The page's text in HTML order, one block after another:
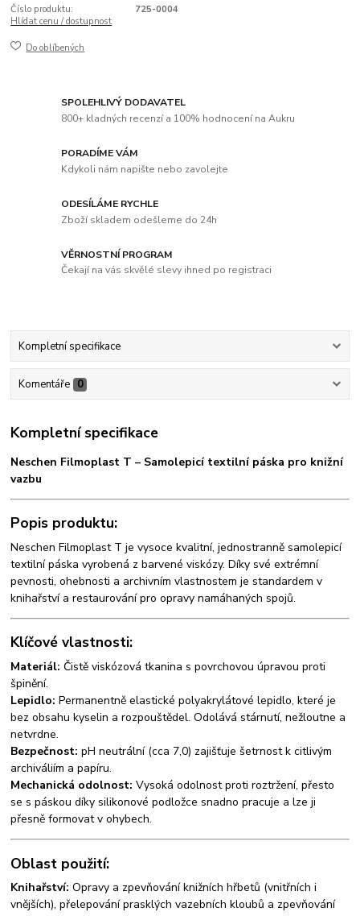
Číslo produktu:
725-0004
Hlídat cenu / dostupnost
Do oblíbených
SPOLEHLIVÝ DODAVATEL
800+ kladných recenzí a 100% hodnocení na Aukru
PORADÍME VÁM
Kdykoli nám napište nebo zavolejte
ODESÍLÁME RYCHLE
Zboží skladem odešleme do 24h
VĚRNOSTNÍ PROGRAM
Čekají na vás skvělé slevy ihned po registraci
Kompletní specifikace
Komentáře 0
Kompletní specifikace
Neschen Filmoplast T – Samolepicí textilní páska pro knižní
vazbu
Popis produktu:
Neschen Filmoplast T je vysoce kvalitní, jednostranně samolepicí
textilní páska vyrobená z barvené viskózy. Díky své extrémní
pevnosti, ohebnosti a archivním vlastnostem je standardem v
knihařství a restaurování pro opravy namáhaných spojů.
Klíčové vlastnosti:
Materiál: Čistě viskózová tkanina s povrchovou úpravou proti
špinění.
Lepidlo: Permanentně elastické polyakrylátové lepidlo, které je
bez obsahu kyselin a rozpouštědel. Odolává stárnutí, nežloutne a
netvrdne.
Bezpečnost: pH neutrální (cca 7,0) zajišťuje šetrnost k citlivým
archiváliím a papíru.
Mechanická odolnost: Vysoká odolnost proti roztržení, přesto
se s páskou díky silikonové podložce snadno pracuje a lze ji
přesně formovat v ohybech.
Oblast použití:
Knihařství: Opravy a zpevňování knižních hřbetů (vnitřních i
vnějších), přelepování prasklých vazebních kloubů a zpevňování